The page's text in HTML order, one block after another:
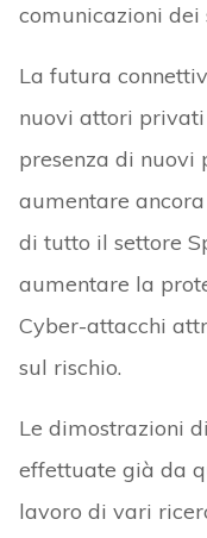
comunicazioni dei
La futura
nuovi attori privati
presenza di nuovi
aumentare
di tutto il settore
aumentare la
Cyber-attacchi
sul rischio.
Le dimostrazioni
effettuate già da
lavoro di vari